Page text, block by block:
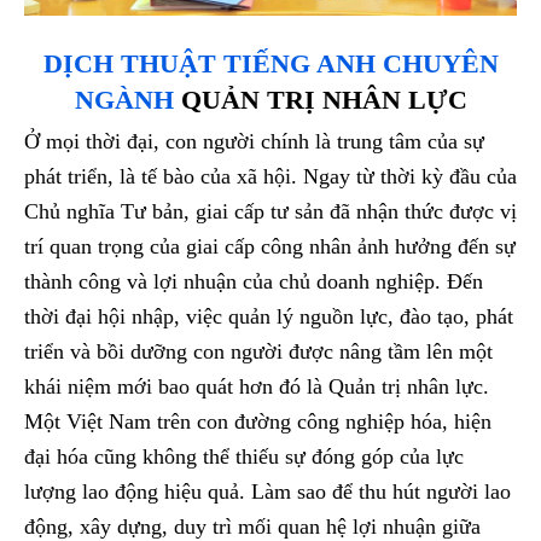
DỊCH THUẬT TIẾNG ANH CHUYÊN
NGÀNHQUẢN TRỊ NHÂN LỰC
Ở mọi thời đại, con người chính là trung tâm của sự
phát triển, là tế bào của xã hội. Ngay từ thời kỳ đầu của
Chủ nghĩa Tư bản, giai cấp tư sản đã nhận thức được vị
trí quan trọng của giai cấp công nhân ảnh hưởng đến sự
thành công và lợi nhuận của chủ doanh nghiệp. Đến
thời đại hội nhập, việc quản lý nguồn lực, đào tạo, phát
triển và bồi dưỡng con người được nâng tầm lên một
khái niệm mới bao quát hơn đó là Quản trị nhân lực.
Một Việt Nam trên con đường công nghiệp hóa, hiện
đại hóa cũng không thể thiếu sự đóng góp của lực
lượng lao động hiệu quả. Làm sao để thu hút người lao
động, xây dựng, duy trì mối quan hệ lợi nhuận giữa